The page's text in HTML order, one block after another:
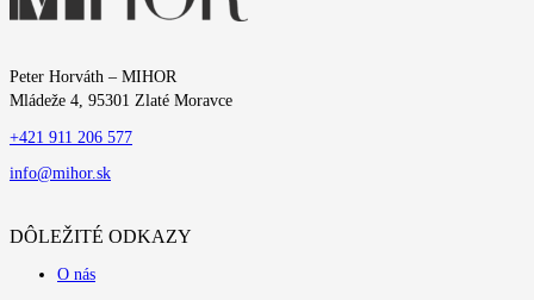
Peter Horváth – MIHOR
Mládeže 4, 95301 Zlaté Moravce
+421 911 206 577
info@mihor.sk
DÔLEŽITÉ ODKAZY
O nás